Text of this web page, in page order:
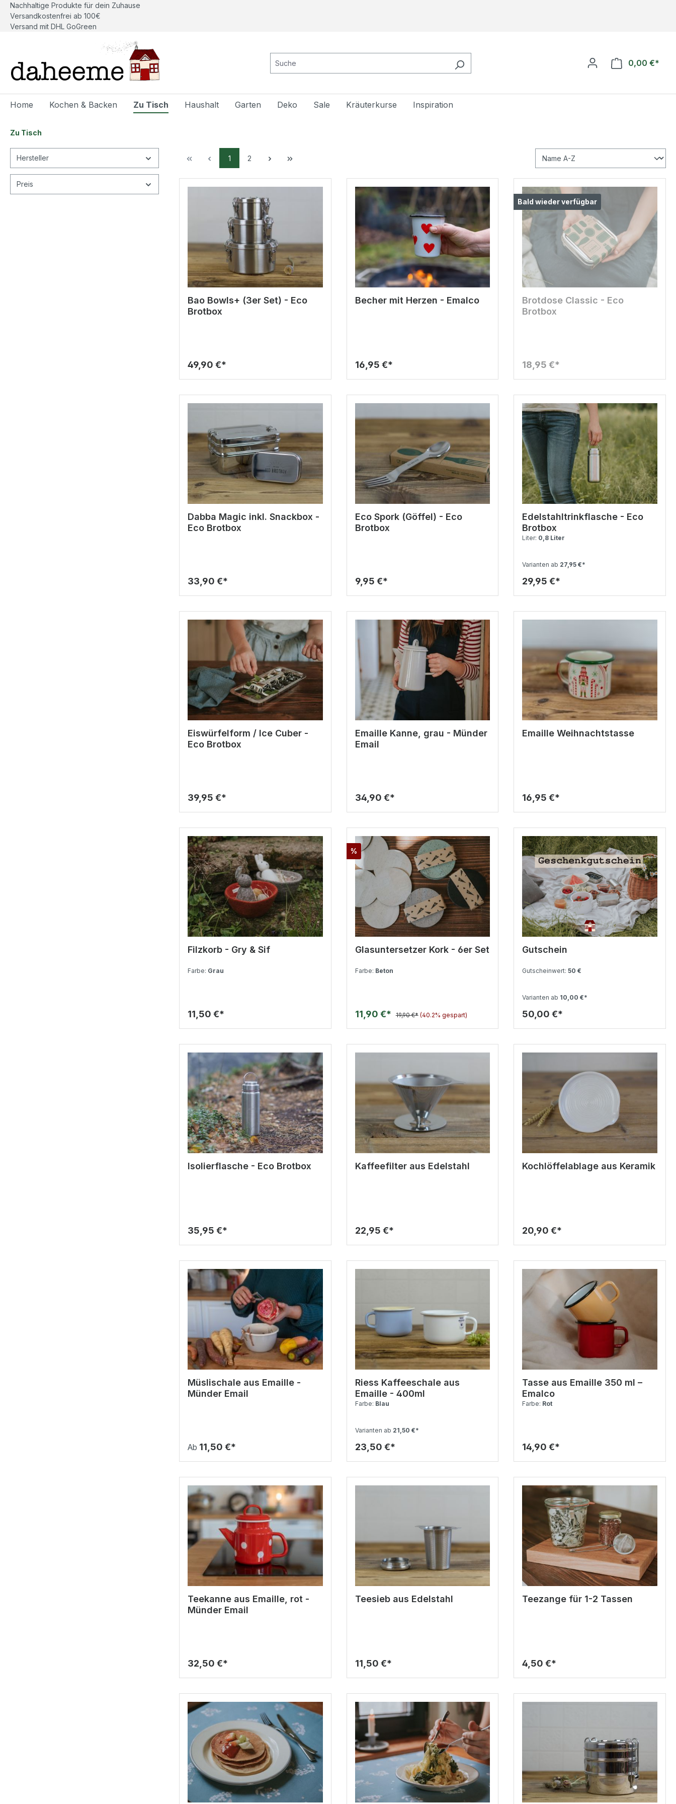
Zur Hauptnavigation springen
Nachhaltige Produkte für dein Zuhause
Versandkostenfrei ab 100€
Versand mit DHL GoGreen
0,00 €*
Home Kochen & Backen Zu Tisch Haushalt Garten Deko Sale Kräuterkurse Inspiration
Zu Tisch
Hersteller
Preis
1 2
Bao Bowls+ (3er Set) - Eco
Brotbox
49,90 €*
Becher mit Herzen - Emalco
16,95 €*
Bald wieder verfügbar
Brotdose Classic - Eco
Brotbox
18,95 €*
Dabba Magic inkl. Snackbox -
Eco Brotbox
33,90 €*
Eco Spork (Göffel) - Eco
Brotbox
9,95 €*
Edelstahltrinkflasche - Eco
Brotbox
Liter: 0,8 Liter
Varianten ab 27,95 €*
29,95 €*
Eiswürfelform / Ice Cuber -
Eco Brotbox
39,95 €*
Emaille Kanne, grau - Münder
Email
34,90 €*
Emaille Weihnachtstasse
16,95 €*
Filzkorb - Gry & Sif
Farbe: Grau
11,50 €*
%
Glasuntersetzer Kork - 6er Set
Farbe: Beton
11,90 €* 19,90 €* (40.2% gespart)
Gutschein
Gutscheinwert:50 €
Varianten ab 10,00 €*
50,00 €*
Isolierflasche - Eco Brotbox
35,95 €*
Kaffeefilter aus Edelstahl
22,95 €*
Kochlöffelablage aus Keramik
20,90 €*
Müslischale aus Emaille -
Münder Email
Ab 11,50 €*
Riess Kaffeeschale aus
Emaille - 400ml
Farbe: Blau
Varianten ab 21,50 €*
23,50 €*
Tasse aus Emaille 350 ml –
Emalco
Farbe: Rot
14,90 €*
Teekanne aus Emaille, rot -
Münder Email
32,50 €*
Teesieb aus Edelstahl
11,50 €*
Teezange für 1-2 Tassen
4,50 €*